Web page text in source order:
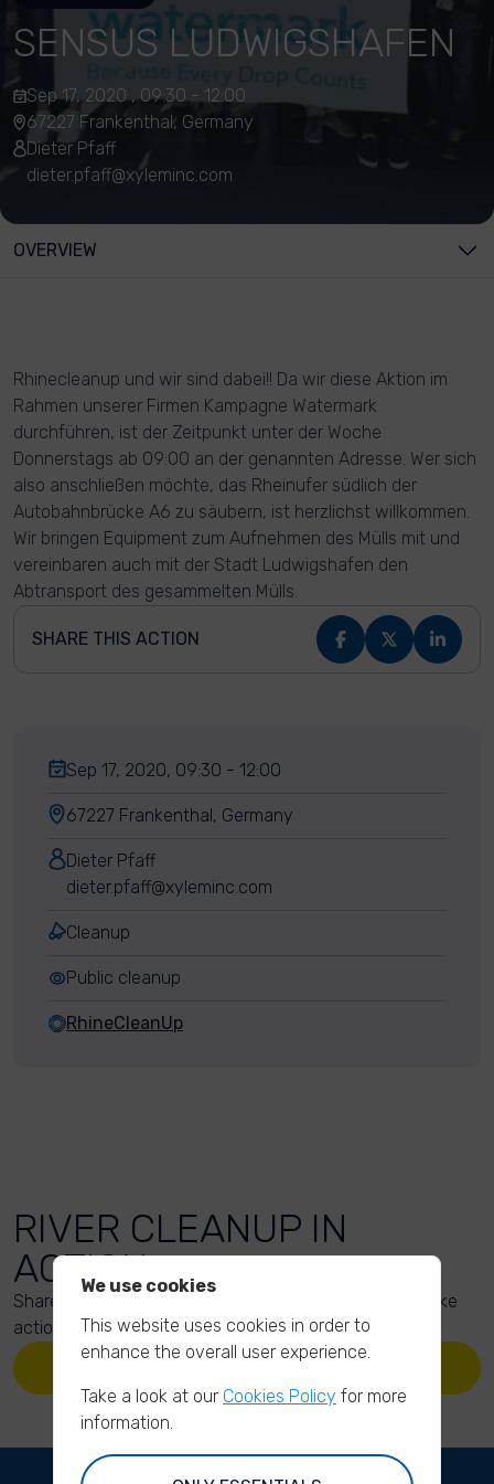
SENSUS LUDWIGSHAFEN
Sep 17, 2020 , 09:30 - 12:00
67227 Frankenthal, Germany
Dieter Pfaff
dieter.pfaff@xyleminc.com
OVERVIEW
Rhinecleanup und wir sind dabei!! Da wir diese Aktion im
Rahmen unserer Firmen Kampagne Watermark
durchführen, ist der Zeitpunkt unter der Woche
Donnerstags ab 09:00 an der genannten Adresse. Wer sich
also anschließen möchte, das Rheinufer südlich der
Autobahnbrücke A6 zu säubern, ist herzlichst willkommen.
Wir bringen Equipment zum Aufnehmen des Mülls mit und
vereinbaren auch mit der Stadt Ludwigshafen den
Abtransport des gesammelten Mülls.
SHARE THIS ACTION
Sep 17, 2020, 09:30 - 12:00
67227 Frankenthal, Germany
Dieter Pfaff
dieter.pfaff@xyleminc.com
Cleanup
Public cleanup
RhineCleanUp
RIVER CLEANUP IN
ACTION
Share your action photos here and inspire others to take
action too!
UPLOAD YOUR PHOTOS
We use cookies
This website uses cookies in order to
enhance the overall user experience.
Take a look at our Cookies Policy for more
information.